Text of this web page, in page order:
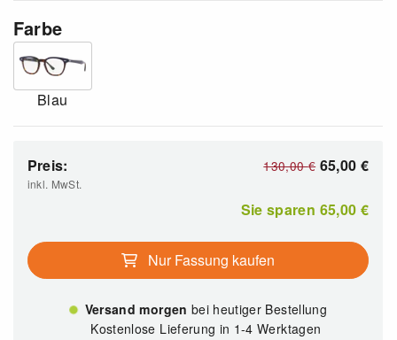
Farbe
Blau
Preis:
inkl. MwSt.
130,00€ 65,00 €
Sie sparen 65,00 €
Nur Fassung kaufen
Versand morgen bei heutiger Bestellung
Kostenlose Lieferung in 1-4 Werktagen